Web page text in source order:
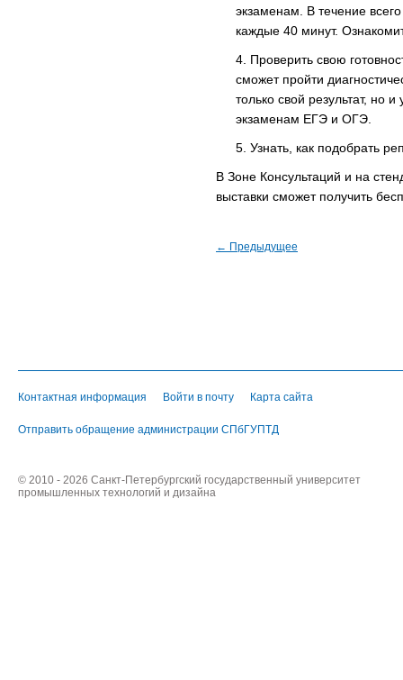
экзаменам. В течение
каждые 40 минут.
Проверить свою
сможет пройти
только свой результат, но
экзаменам ЕГЭ и ОГЭ.
Узнать, как подобрать
В Зоне Консультаций и на
выставки сможет получить
← Предыдущее
Контактная информация Войти в почту Карта сайта
Отправить обращение администрации СПбГУПТД
© 2010 - 2026 Санкт-Петербургский государственный университет
промышленных технологий и дизайна